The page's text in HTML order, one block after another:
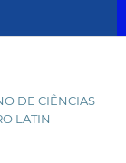
DE CIÊNCIAS
LATIN-